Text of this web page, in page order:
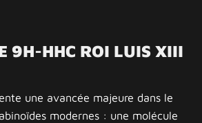
9H-HHC ROI LUIS XIII
une avancée majeure dans le
modernes : une molécule